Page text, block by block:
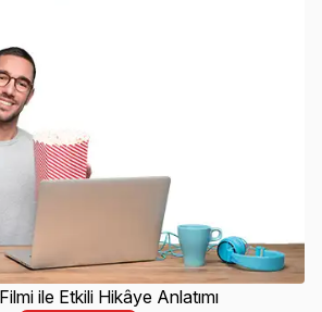
Filmi ile Etkili Hikâye Anlatımı